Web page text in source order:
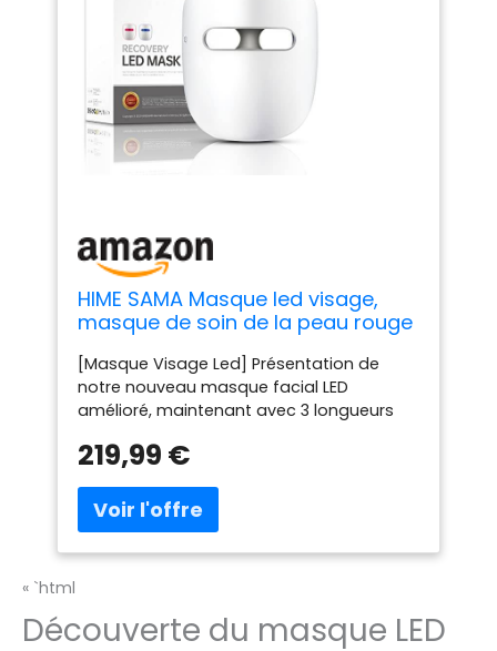
HIME SAMA Masque led visage,
masque de soin de la peau rouge
éclaircir la peau, masque LED de
rajeunissement de la peau à
domicile pour le visage RB-007
[Masque Visage Led] Présentation de
notre nouveau masque facial LED
amélioré, maintenant avec 3 longueurs
proche infrarouge, la lumière rouge et la
lumière dont l'efficacité sur la peau
humaine a été scientifiquement prouvée.
Avec notre masque LED, vous pouvez
de votre foyer. [Longueur D'onde Précise]
Rouge : 630 ± 5 nm, NIR : 820 ± 5 nm, Bleu :
219,99 €
« `html
Découverte du masque LED